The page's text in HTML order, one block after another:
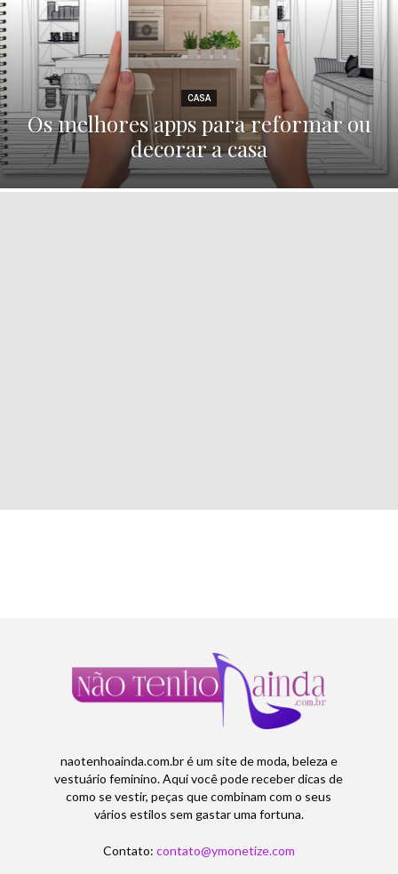
CASA
Os melhores apps para reformar ou
decorar a casa
naotenhoainda.com.br é um site de moda, beleza e
vestuário feminino. Aqui você pode receber dicas de
como se vestir, peças que combinam com o seus
vários estilos sem gastar uma fortuna.
Contato: contato@ymonetize.com